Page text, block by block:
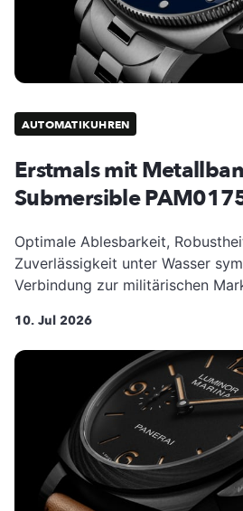
AUTOMATIKUHREN
Erstmals mit
Submersible
Optimale Ablesbarkeit,
Zuverlässigkeit unter Wasser
Verbindung zur militärischen
10. Jul 2026